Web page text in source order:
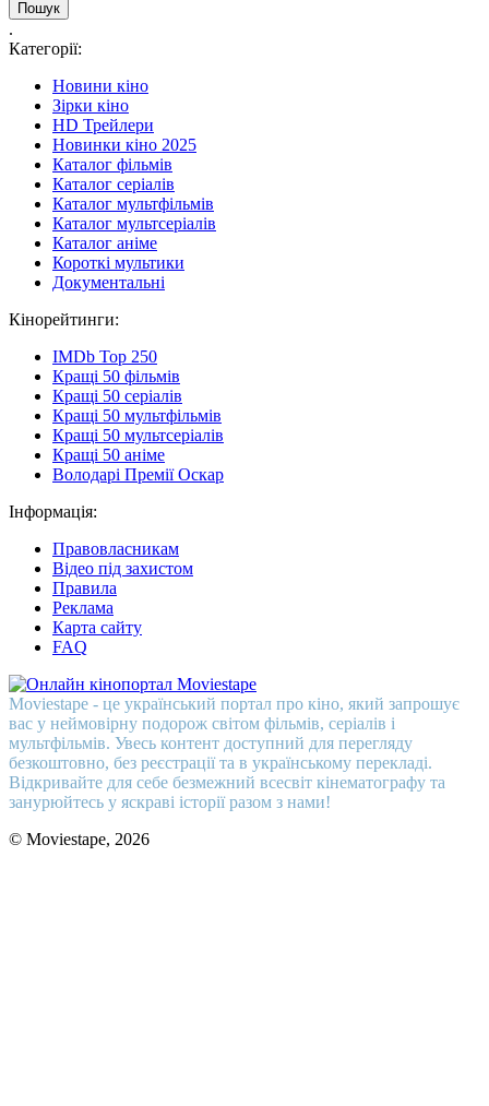
.
Категорії:
Новини кіно
Зірки кіно
HD Трейлери
Новинки кіно 2025
Каталог фільмів
Каталог серіалів
Каталог мультфільмів
Каталог мультсеріалів
Каталог аніме
Короткі мультики
Документальні
Кінорейтинги:
IMDb Top 250
Кращі 50 фільмів
Кращі 50 серіалів
Кращі 50 мультфільмів
Кращі 50 мультсеріалів
Кращі 50 аніме
Володарі Премії Оскар
Інформація:
Правовласникам
Відео під захистом
Правила
Реклама
Карта сайту
FAQ
Moviestape - це український портал про кіно, який запрошує
вас у неймовірну подорож світом фільмів, серіалів і
мультфільмів. Увесь контент доступний для перегляду
безкоштовно, без реєстрації та в українському перекладі.
Відкривайте для себе безмежний всесвіт кінематографу та
занурюйтесь у яскраві історії разом з нами!
© Moviestape, 2026